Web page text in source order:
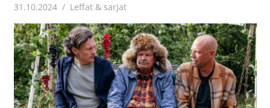
31.10.2024 Jouni Hirn
Leffat & sarjat